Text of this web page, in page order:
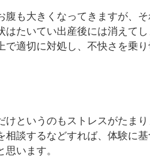
も大きくなってきますが、
はたいてい出産後には消えて
適切に対処し、不快さを乗
というのもストレスがたま
談するなどすれば、体験に
います。